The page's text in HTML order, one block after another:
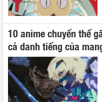
10 anime chuyển thể
cả danh tiếng của